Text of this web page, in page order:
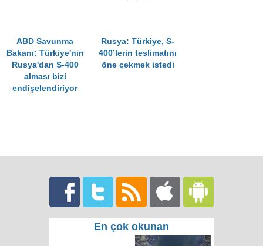
ABD Savunma
Bakanı: Türkiye'nin
Rusya'dan S-400
alması bizi
endişelendiriyor
Rusya: Türkiye, S-
400’lerin teslimatını
öne çekmek istedi
En çok okunan